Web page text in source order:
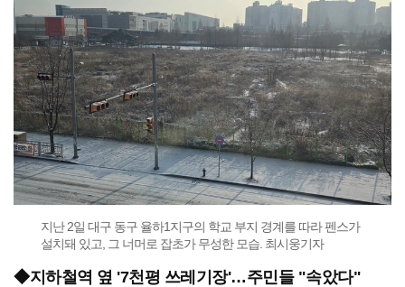
지난 2일 대구 동구 율하1지구의 학교 부지 경계를 따라 펜스가
설치돼 있고, 그 너머로 잡초가 무성한 모습. 최시웅기자
◆지하철역 옆 '7천평 쓰레기장'…주민들 "속았다"